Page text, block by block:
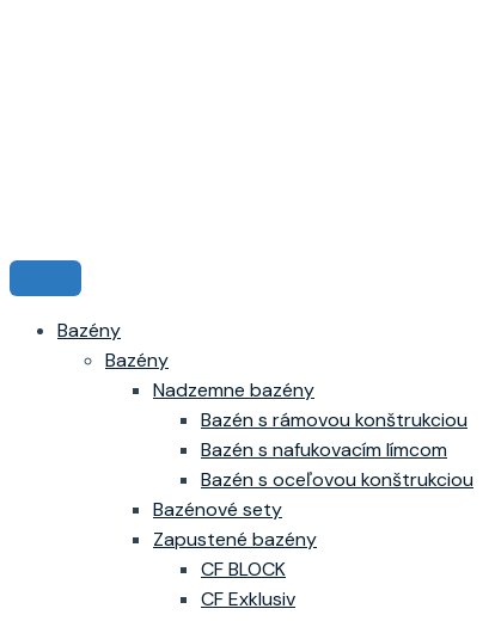
Bazény
Bazény
Nadzemne bazény
Bazén s rámovou konštrukciou
Bazén s nafukovacím límcom
Bazén s oceľovou konštrukciou
Bazénové sety
Zapustené bazény
CF BLOCK
CF Exklusiv